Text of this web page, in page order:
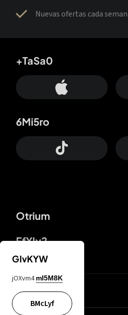
Nuevas ofertas cada
Otrium
FfYIy2
+TaSa0
6Mi5ro
65A04M
GIvKYW
jOXvm4 mI5M8K
BMcLyf